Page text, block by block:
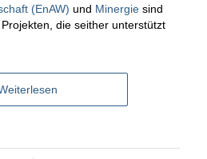
(EnAW) und Minergiesind
die seither unterstützt